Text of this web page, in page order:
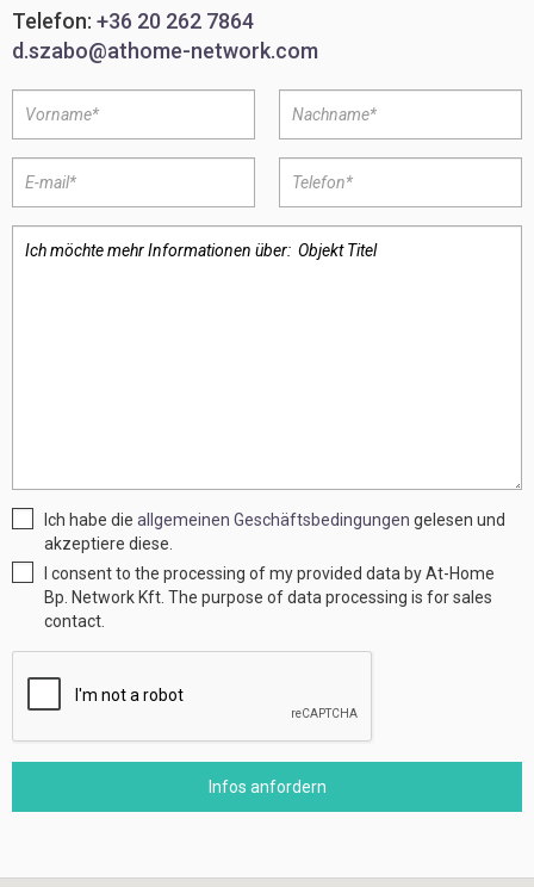
Telefon: +36 20 262 7864
d.szabo@athome-network.com
Ich habe dieallgemeinen Geschäftsbedingungen gelesen und
akzeptiere diese.
I consent to the processing of my provided data by At-Home
Bp. Network Kft. The purpose of data processing is for sales
contact.
Infos anfordern